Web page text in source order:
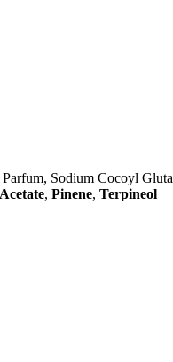
Sodium Cocoyl
, Pinene, Terpineol